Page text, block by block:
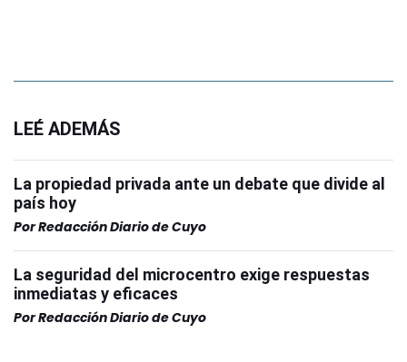
LEÉ ADEMÁS
La propiedad privada ante un debate que divide al
país hoy
PorRedacción Diario de Cuyo
La seguridad del microcentro exige respuestas
inmediatas y eficaces
PorRedacción Diario de Cuyo